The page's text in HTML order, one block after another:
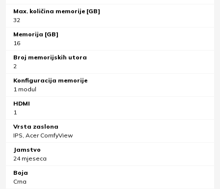
Max. količina memorije [GB]
32
Memorija [GB]
16
Broj memorijskih utora
2
Konfiguracija memorije
1 modul
HDMI
1
Vrsta zaslona
IPS, Acer ComfyView
Jamstvo
24 mjeseca
Boja
Crna